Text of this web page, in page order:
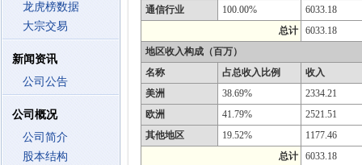
龙虎榜数据
大宗交易
新闻资讯
公司公告
公司概况
公司简介
股本结构
通信行业
100.00%
6033.18
总计
6033.18
地区收入构成（百万）
名称
占总收入比例
收入
美洲
38.69%
2334.21
欧洲
41.79%
2521.51
其他地区
19.52%
1177.46
总计
6033.18